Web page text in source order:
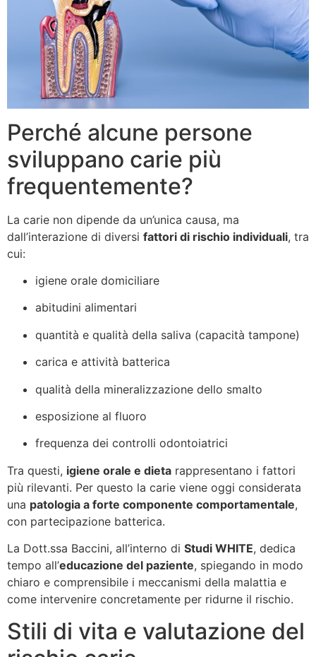
Perché alcune persone
sviluppano carie più
frequentemente?
La carie non dipende da un’unica causa, ma
dall’interazione di diversi fattori di rischio individuali, tra
cui:
igiene orale domiciliare
abitudini alimentari
quantità e qualità della saliva (capacità tampone)
carica e attività batterica
qualità della mineralizzazione dello smalto
esposizione al fluoro
frequenza dei controlli odontoiatrici
Tra questi, igiene orale e dieta rappresentano i fattori
più rilevanti. Per questo la carie viene oggi considerata
una patologia a forte componente comportamentale,
con partecipazione batterica.
La Dott.ssa Baccini, all’interno di Studi WHITE, dedica
tempo all’educazione del paziente, spiegando in modo
chiaro e comprensibile i meccanismi della malattia e
come intervenire concretamente per ridurne il rischio.
Stili di vita e valutazione del